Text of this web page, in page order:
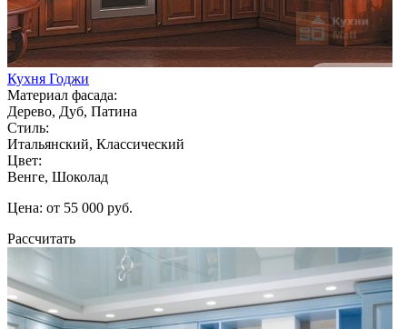
Кухня Годжи
Материал фасада:
Дерево, Дуб, Патина
Стиль:
Итальянский, Классический
Цвет:
Венге, Шоколад
Цена: от 55 000 руб.
Рассчитать